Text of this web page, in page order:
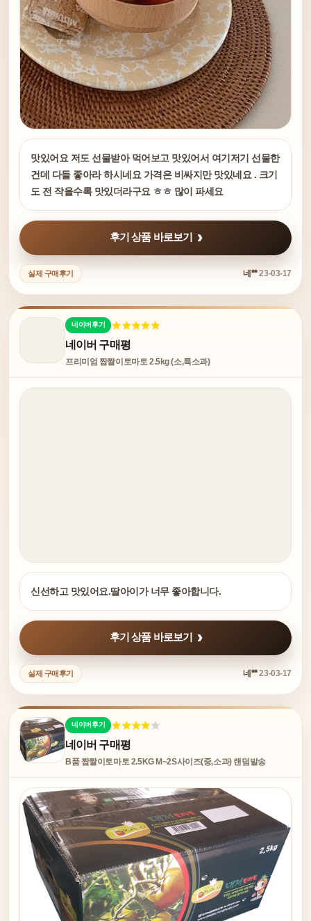
맛있어요 저도 선물받아 먹어보고 맛있어서 여기저기 선물한
건데 다들 좋아라 하시네요 가격은 비싸지만 맛있네요 . 크기
도 전 작을수록 맛있더라구요 ㅎㅎ 많이 파세요
후기 상품 바로보기
실제 구매후기 네**23-03-17
네이버후기
네이버 구매평
프리미엄 짭짤이토마토 2.5kg (소,특소과)
신선하고 맛있어요.딸아이가 너무 좋아합니다.
후기 상품 바로보기
실제 구매후기 네**23-03-17
네이버후기
네이버 구매평
B품 짭짤이토마토 2.5KG M~2S사이즈(중,소과) 랜덤발송